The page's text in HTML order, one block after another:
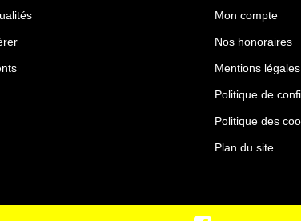
Mon compte
Nos honoraires
Mentions légales
Politique de
Politique des
Plan du site